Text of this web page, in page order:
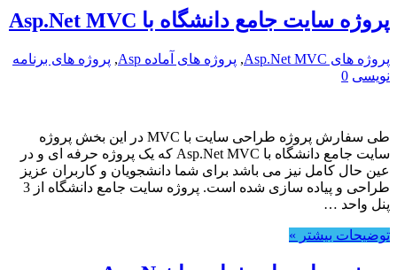
پروژه سایت جامع دانشگاه با Asp.Net MVC
پروژه های Asp.Net MVC , پروژه های آماده Asp , پروژه های برنامه
نویسی 0
طی سفارش پروژه طراحی سایت با MVC در این بخش پروژه
سایت جامع دانشگاه با Asp.Net MVC که یک پروژه حرفه ای و در
عین حال کامل نیز می باشد برای شما دانشجویان و کاربران عزیز
طراحی و پیاده سازی شده است. پروژه سایت جامع دانشگاه از 3
پنل واحد …
توضیحات بیشتر »